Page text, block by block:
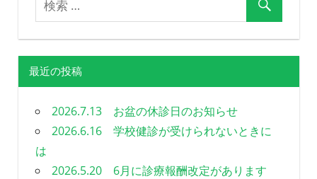
ビ
ゲ
ー
シ
ョ
ン
最近の投稿
2026.7.13 お盆の休診日のお知らせ
2026.6.16 学校健診が受けられないときに
は
2026.5.20 6月に診療報酬改定があります